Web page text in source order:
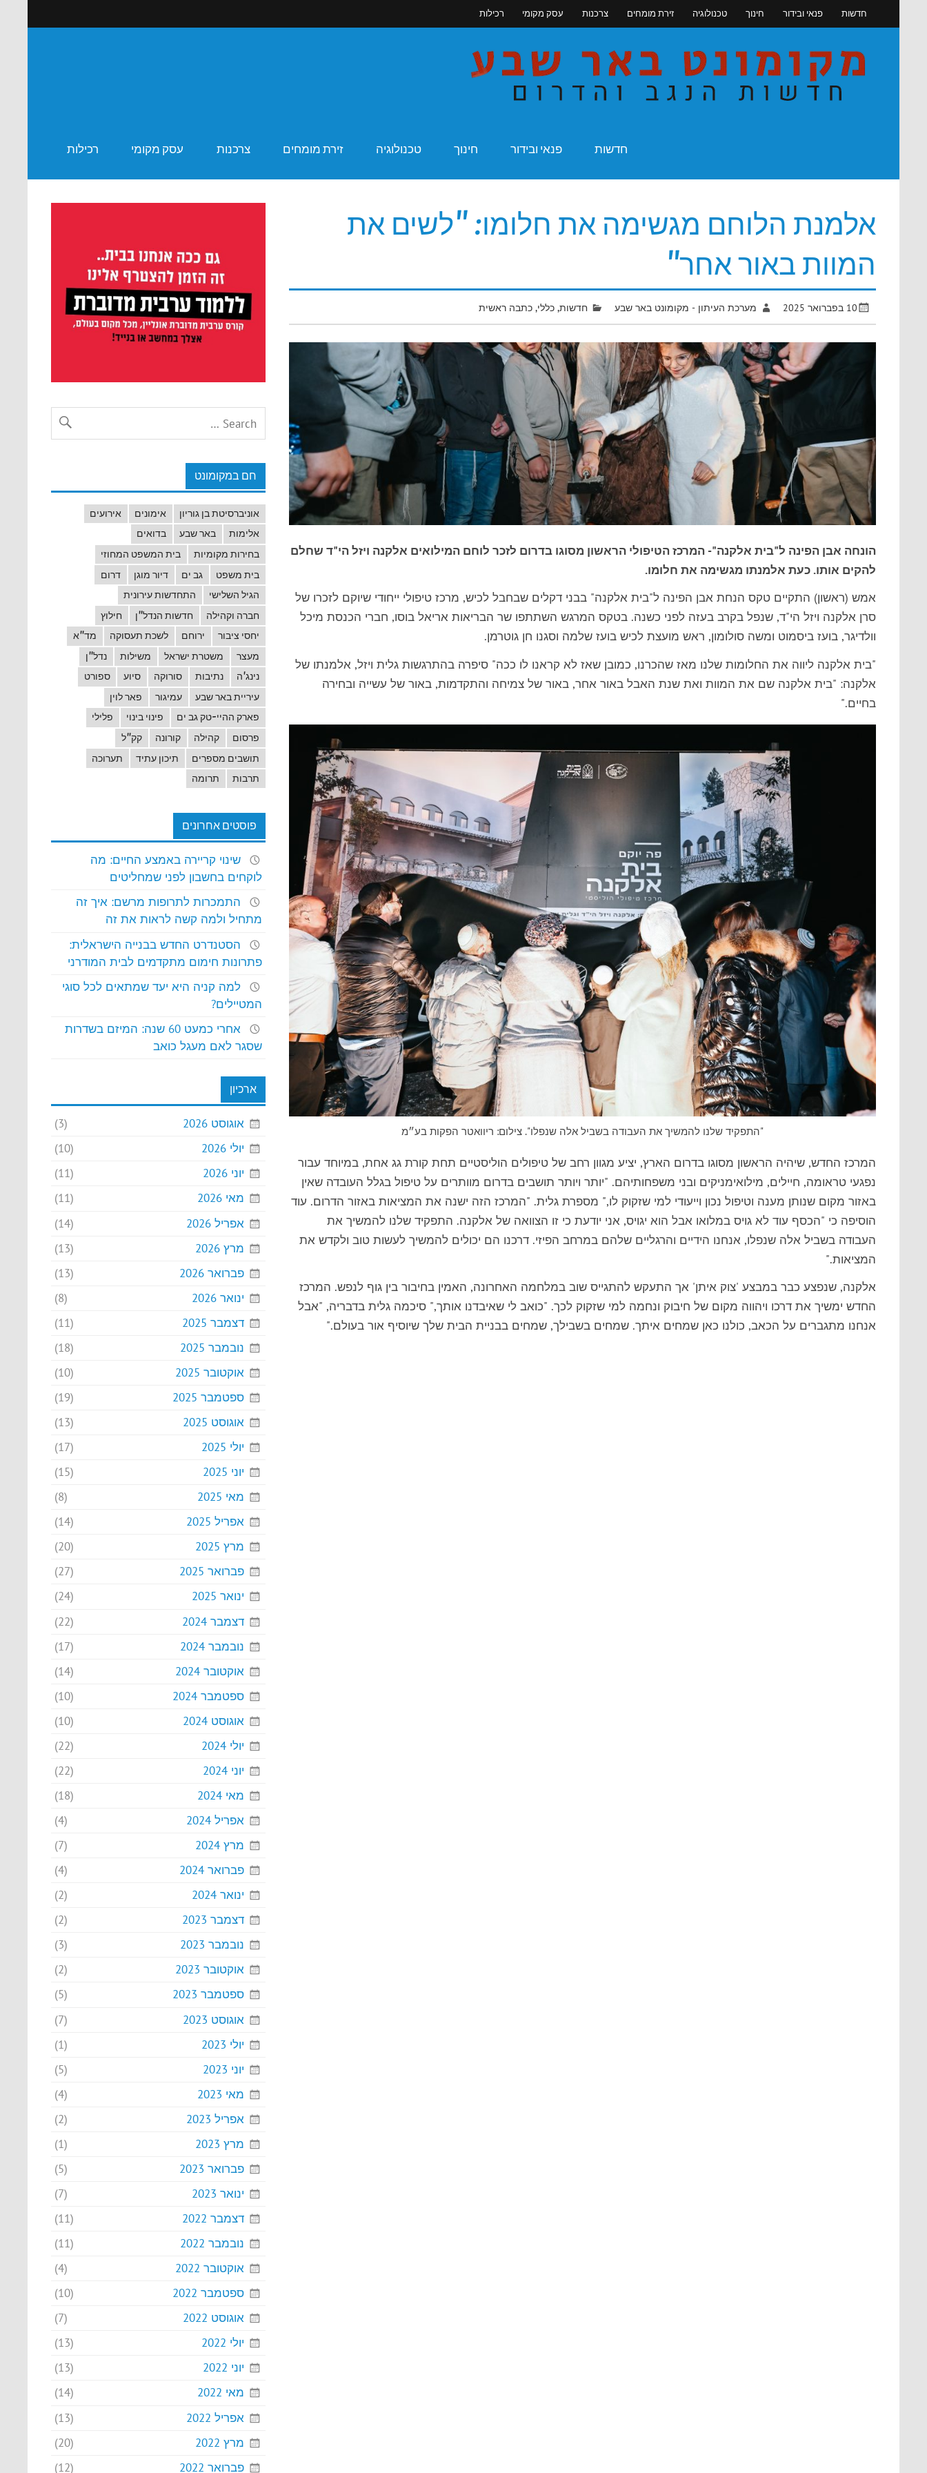
content
חדשות פנאי ובידור חינוך טכנולוגיה זירת מומחים צרכנות עסק מקומי רכילות
חדשות פנאי ובידור חינוך טכנולוגיה זירת מומחים צרכנות עסק מקומי רכילות
אלמנת הלוחם מגשימה את חלומו: "לשים את
המוות באור אחר"
10 בפברואר 2025 מערכת העיתון - מקומונט באר שבע חדשות, כללי, כתבה ראשית
הונחה אבן הפינה ל"בית אלקנה"- המרכז הטיפולי הראשון מסוגו בדרום לזכר לוחם המילואים אלקנה ויזל הי"ד שחלם
להקים אותו. כעת אלמנתו מגשימה את חלומו.
אמש (ראשון) התקיים טקס הנחת אבן הפינה ל"בית אלקנה" בבני דקלים שבחבל לכיש, מרכז טיפולי ייחודי שיוקם לזכרו של
סרן אלקנה ויזל הי"ד, שנפל בקרב בעזה לפני כשנה. בטקס המרגש השתתפו שר הבריאות אריאל בוסו, חברי הכנסת מיכל
וולדיגר, בועז ביסמוט ומשה סולומון, ראש מועצת לכיש בועז שלמה וסגנו חן גוטרמן.
"בית אלקנה ליווה את החלומות שלנו מאז שהכרנו, כמובן שאז לא קראנו לו ככה" סיפרה בהתרגשות גלית ויזל, אלמנתו של
אלקנה: "בית אלקנה שם את המוות ואת שנת האבל באור אחר, באור של צמיחה והתקדמות, באור של עשייה ובחירה
בחיים."
"התפקיד שלנו להמשיך את העבודה בשביל אלה שנפלו". צילום: ריוואטר הפקות בע״מ
המרכז החדש, שיהיה הראשון מסוגו בדרום הארץ, יציע מגוון רחב של טיפולים הוליסטיים תחת קורת גג אחת, במיוחד עבור
נפגעי טראומה, חיילים, מילואימניקים ובני משפחותיהם. "יותר ויותר תושבים בדרום מוותרים על טיפול בגלל העובדה שאין
באזור מקום שנותן מענה וטיפול נכון וייעודי למי שזקוק לו," מספרת גלית. "המרכז הזה ישנה את המציאות באזור הדרום. עוד
הוסיפה כי "הכסף עוד לא גויס במלואו אבל הוא יגויס, אני יודעת כי זו הצוואה של אלקנה. התפקיד שלנו להמשיך את
העבודה בשביל אלה שנפלו, אנחנו הידיים והרגליים שלהם במרחב הפיזי. דרכנו הם יכולים להמשיך לעשות טוב ולקדש את
המציאות."
אלקנה, שנפצע כבר במבצע 'צוק איתן' אך התעקש להתגייס שוב במלחמה האחרונה, האמין בחיבור בין גוף לנפש. המרכז
החדש ימשיך את דרכו ויהווה מקום של חיבוק ונחמה למי שזקוק לכך. "כואב לי שאיבדנו אותך," סיכמה גלית בדבריה, "אבל
אנחנו מתגברים על הכאב, כולנו כאן שמחים איתך. שמחים בשבילך, שמחים בבניית הבית שלך שיוסיף אור בעולם."
חם במקומונט
אוניברסיטת בן גוריון אימונים
אירועים
אלימות
באר שבע
בדואים
בחירות מקומיות
בית המשפט המחוזי
בית משפט
גב ים דיור מוגן
דרום
הגיל השלישי
התחדשות עירונית
חברה וקהילה
חדשות הנדל"ן
חילוץ
יחסי ציבור
ירוחם לשכת תעסוקה
מד"א
מעצר
משטרת ישראל משילות
נדל"ן
נינג'ה
נתיבות סורוקה סיוע
ספורט
עיריית באר שבע
עמיגור
פאר לוין
פארק ההיי-טק גב ים
פינוי בינוי
פלילי
פרסום
קהילה קורונה
קק"ל
תושבים מספרים
תיכון עתיד
תערוכה
תרבות
תרומה
פוסטים אחרונים
שינוי קריירה באמצע החיים: מה
לוקחים בחשבון לפני שמחליטים
התמכרות לתרופות מרשם: איך זה
מתחיל ולמה קשה לראות את זה
הסטנדרט החדש בבנייה הישראלית:
פתרונות חימום מתקדמים לבית המודרני
למה קניה היא יעד שמתאים לכל סוגי
המטיילים?
אחרי כמעט 60 שנה: המיזם בשדרות
שסגר לאם מעגל כואב
ארכיון
אוגוסט 2026
(3)
יולי 2026
(10)
יוני 2026
(11)
מאי 2026
(11)
אפריל 2026
(14)
מרץ 2026
(13)
פברואר 2026
(13)
ינואר 2026
(8)
דצמבר 2025
(11)
נובמבר 2025
(18)
אוקטובר 2025
(10)
ספטמבר 2025
(19)
אוגוסט 2025
(13)
יולי 2025
(17)
יוני 2025
(15)
מאי 2025
(8)
אפריל 2025
(14)
מרץ 2025
(20)
פברואר 2025
(27)
ינואר 2025
(24)
דצמבר 2024
(22)
נובמבר 2024
(17)
אוקטובר 2024
(14)
ספטמבר 2024
(10)
אוגוסט 2024
(10)
יולי 2024
(22)
יוני 2024
(22)
מאי 2024
(18)
אפריל 2024
(4)
מרץ 2024
(7)
פברואר 2024
(4)
ינואר 2024
(2)
דצמבר 2023
(2)
נובמבר 2023
(3)
אוקטובר 2023
(2)
ספטמבר 2023
(5)
אוגוסט 2023
(7)
יולי 2023
(1)
יוני 2023
(5)
מאי 2023
(4)
אפריל 2023
(2)
מרץ 2023
(1)
פברואר 2023
(5)
ינואר 2023
(7)
דצמבר 2022
(11)
נובמבר 2022
(11)
אוקטובר 2022
(4)
ספטמבר 2022
(10)
אוגוסט 2022
(7)
יולי 2022
(13)
יוני 2022
(13)
מאי 2022
(14)
אפריל 2022
(13)
מרץ 2022
(20)
פברואר 2022
(12)